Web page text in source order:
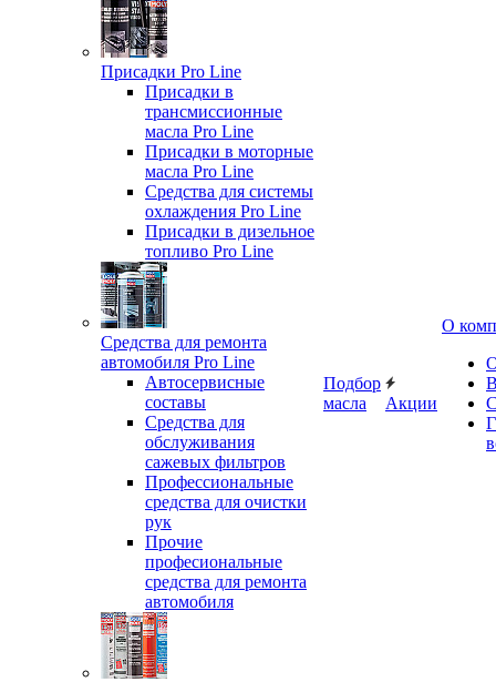
Присадки Pro Line
Присадки в
трансмиссионные
масла Pro Line
Присадки в моторные
масла Pro Line
Средства для системы
охлаждения Pro Line
Присадки в дизельное
топливо Pro Line
Средства для ремонта
автомобиля Pro Line
Автосервисные
составы
Средства для
обслуживания
сажевых фильтров
Профессиональные
средства для очистки
рук
Прочие
професиональные
средства для ремонта
автомобиля
Подбор
масла
Акции
О